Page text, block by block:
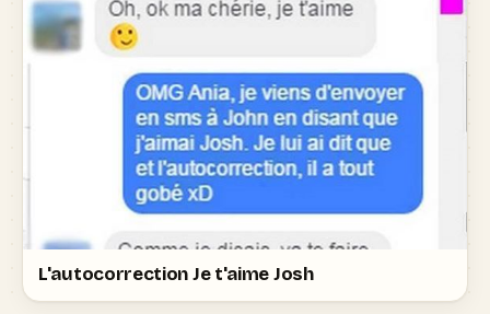
L'autocorrection Je t'aime Josh